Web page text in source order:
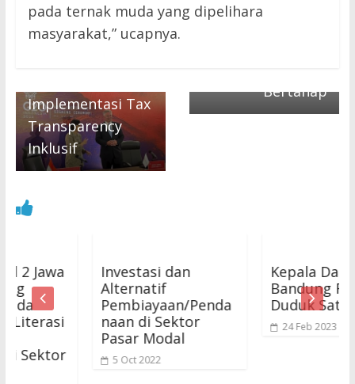
pada ternak muda yang dipelihara
masyarakat,” ucapnya.
← Previous
Implementasi Tax
Transparency
Inklusif
Bertahap
Investasi dan
Alternatif
Pembiayaan/Penda
naan di Sektor
Pasar Modal
5 Oct 2022
Kepala Daerah
Bandung Raya
Duduk Satu Meja
24 Feb 2023